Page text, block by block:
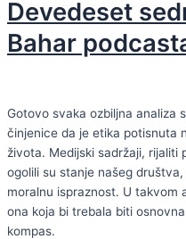
podcasta
Devedeset
Bahar
Gotovo svaka ozbiljna analiza
činjenice da je etika potisnuta
života. Medijski sadržaji, rijaliti
ogolili su stanje našeg
moralnu ispraznost. U takvom
ona koja bi trebala biti
kompas.